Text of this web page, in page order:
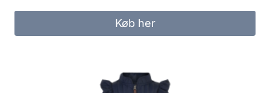
Køb her